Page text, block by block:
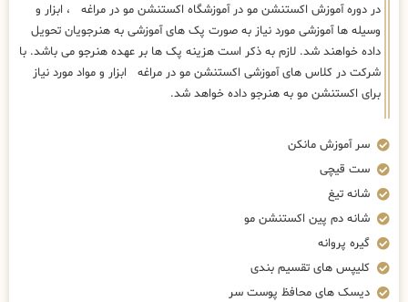
در دوره آموزش اکستنشن مو در آموزشگاه اکستنشن مو در مراغه ، ابزار و
وسیله ها آموزشی مورد نیاز به صورت پک های آموزشی به هنرجویان تحویل
داده خواهند شد. لازم به ذکر است هزینه پک ها بر عهده هنرجو می باشد. با
شرکت در کلاس های آموزشی اکستنشن مو در مراغه ابزار و مواد مورد نیاز
برای اکستنشن مو به هنرجو داده خواهد شد.
سر آموزش مانکن
ست قیچی
شانه تیغ
شانه دم پین اکستنشن مو
گیره پروانه
کلیپس های تقسیم بندی
دیسک های محافظ پوست سر